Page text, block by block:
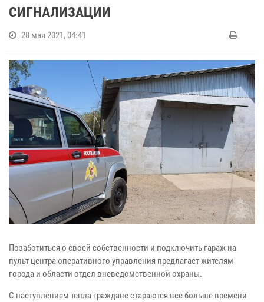
СИГНАЛИЗАЦИИ
28 мая 2021, 04:41
Позаботиться о своей собственности и подключить гараж на
пульт центра оперативного управления предлагает жителям
города и области отдел вневедомственной охраны.
С наступлением тепла граждане стараются все больше времени